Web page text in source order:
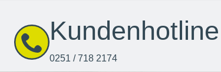
Kundenhotline
0251 / 718 2174